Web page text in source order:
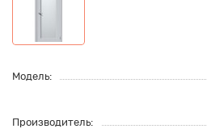
Модель:
Производитель: